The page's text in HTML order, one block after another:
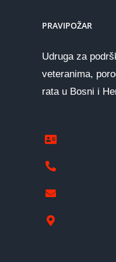
PRAVIPOŽAR
Udruga za
veteranima,
rata u Bosni i